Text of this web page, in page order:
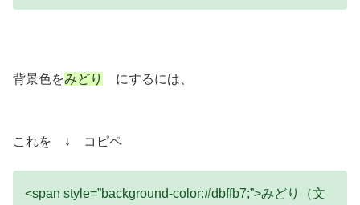
背景色をみどり にするには、
これを ↓ コピペ
<span style=”background-color:#dbffb7;”>みどり（文